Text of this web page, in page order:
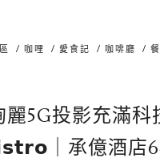
/ 咖哩 / 愛食記 / 咖啡廳 /
5G投影充滿
｜承億酒店